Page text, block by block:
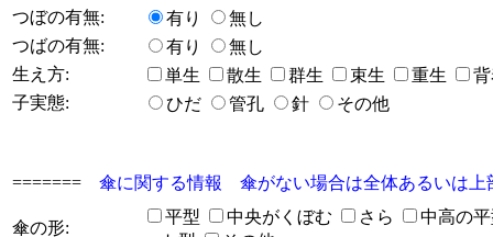
つぼの有無:
有り
無し
つばの有無:
有り
無し
生え方:
単生 散生 群生 束生 重生
子実態:
ひだ 管孔 針 その他
======= 傘に関する情報 傘がない場合は全体あるいは上
傘の形:
平型 中央がくぼむ さら
中高の